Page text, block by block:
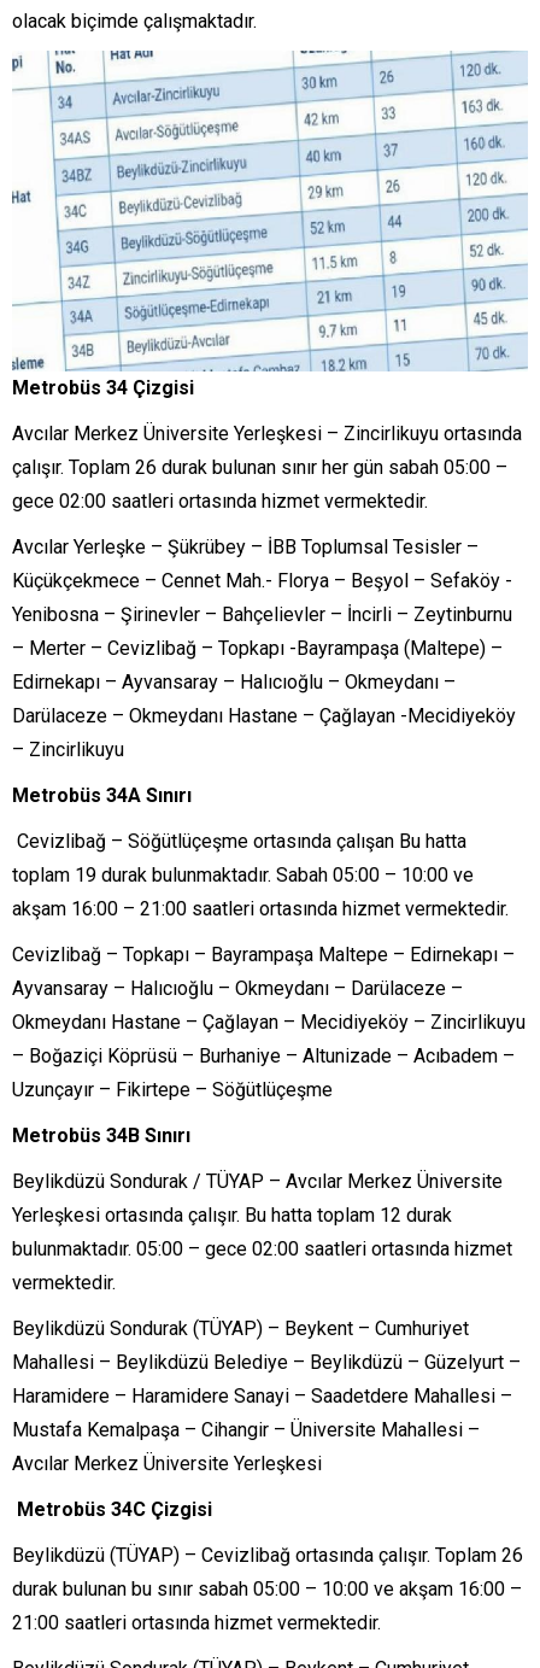
olacak biçimde çalışmaktadır.
Metrobüs 34 Çizgisi
Avcılar Merkez Üniversite Yerleşkesi – Zincirlikuyu ortasında
çalışır. Toplam 26 durak bulunan sınır her gün sabah 05:00 –
gece 02:00 saatleri ortasında hizmet vermektedir.
Avcılar Yerleşke – Şükrübey – İBB Toplumsal Tesisler –
Küçükçekmece – Cennet Mah.- Florya – Beşyol – Sefaköy -
Yenibosna – Şirinevler – Bahçelievler – İncirli – Zeytinburnu
– Merter – Cevizlibağ – Topkapı -Bayrampaşa (Maltepe) –
Edirnekapı – Ayvansaray – Halıcıoğlu – Okmeydanı –
Darülaceze – Okmeydanı Hastane – Çağlayan -Mecidiyeköy
– Zincirlikuyu
Metrobüs 34A Sınırı
Cevizlibağ – Söğütlüçeşme ortasında çalışan Bu hatta
toplam 19 durak bulunmaktadır. Sabah 05:00 – 10:00 ve
akşam 16:00 – 21:00 saatleri ortasında hizmet vermektedir.
Cevizlibağ – Topkapı – Bayrampaşa Maltepe – Edirnekapı –
Ayvansaray – Halıcıoğlu – Okmeydanı – Darülaceze –
Okmeydanı Hastane – Çağlayan – Mecidiyeköy – Zincirlikuyu
– Boğaziçi Köprüsü – Burhaniye – Altunizade – Acıbadem –
Uzunçayır – Fikirtepe – Söğütlüçeşme
Metrobüs 34B Sınırı
Beylikdüzü Sondurak / TÜYAP – Avcılar Merkez Üniversite
Yerleşkesi ortasında çalışır. Bu hatta toplam 12 durak
bulunmaktadır. 05:00 – gece 02:00 saatleri ortasında hizmet
vermektedir.
Beylikdüzü Sondurak (TÜYAP) – Beykent – Cumhuriyet
Mahallesi – Beylikdüzü Belediye – Beylikdüzü – Güzelyurt –
Haramidere – Haramidere Sanayi – Saadetdere Mahallesi –
Mustafa Kemalpaşa – Cihangir – Üniversite Mahallesi –
Avcılar Merkez Üniversite Yerleşkesi
Metrobüs 34C Çizgisi
Beylikdüzü (TÜYAP) – Cevizlibağ ortasında çalışır. Toplam 26
durak bulunan bu sınır sabah 05:00 – 10:00 ve akşam 16:00 –
21:00 saatleri ortasında hizmet vermektedir.